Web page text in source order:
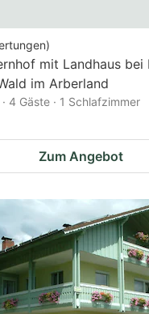
)
mit Landhaus bei
im Arberland
4 Gäste · 1 Schlafzimmer
Zum Angebot